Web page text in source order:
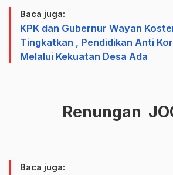
Baca juga:
KPK dan Gubernur Wayan
Tingkatkan , Pendidikan Anti
Melalui Kekuatan Desa Ada
Renungan
Baca juga: